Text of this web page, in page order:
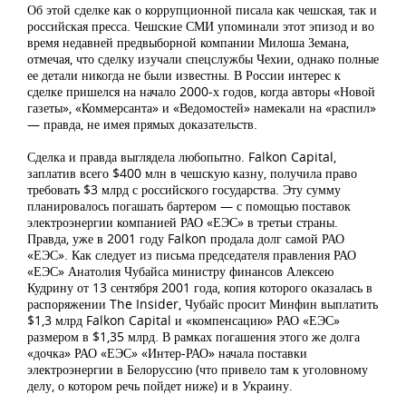
Об этой сделке как о коррупционной писала как чешская, так и
российская пресса. Чешские СМИ упоминали этот эпизод и во
время недавней предвыборной компании Милоша Земана,
отмечая, что сделку изучали спецслужбы Чехии, однако полные
ее детали никогда не были известны. В России интерес к
сделке пришелся на начало 2000-х годов, когда авторы «Новой
газеты», «Коммерсанта» и «Ведомостей» намекали на «распил»
— правда, не имея прямых доказательств.
Сделка и правда выглядела любопытно. Falkon Capital,
заплатив всего $400 млн в чешскую казну, получила право
требовать $3 млрд с российского государства. Эту сумму
планировалось погашать бартером — с помощью поставок
электроэнергии компанией РАО «ЕЭС» в третьи страны.
Правда, уже в 2001 году Falkon продала долг самой РАО
«ЕЭС». Как следует из письма председателя правления РАО
«ЕЭС» Анатолия Чубайса министру финансов Алексею
Кудрину от 13 сентября 2001 года, копия которого оказалась в
распоряжении The Insider, Чубайс просит Минфин выплатить
$1,3 млрд Falkon Capital и «компенсацию» РАО «ЕЭС»
размером в $1,35 млрд. В рамках погашения этого же долга
«дочка» РАО «ЕЭС» «Интер-РАО» начала поставки
электроэнергии в Белоруссию (что привело там к уголовному
делу, о котором речь пойдет ниже) и в Украину.